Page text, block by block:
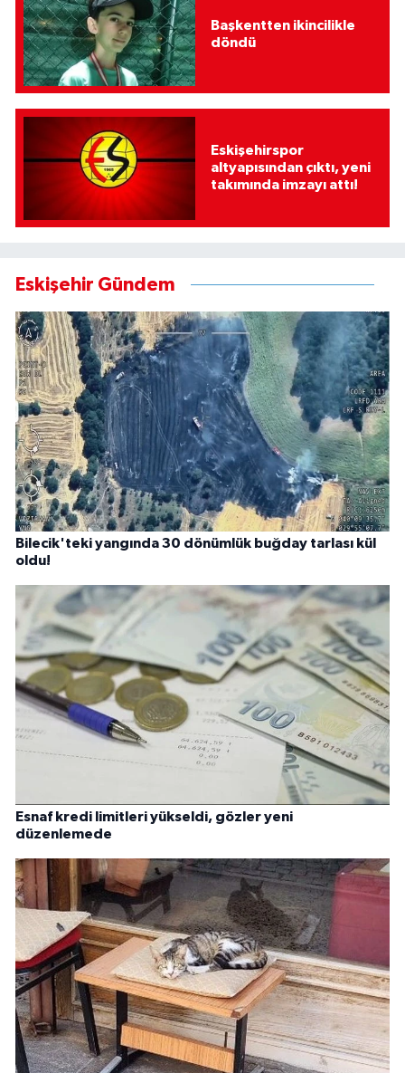
Başkentten ikincilikle
döndü
Eskişehirspor
altyapısından çıktı, yeni
takımında imzayı attı!
Eskişehir Gündem
Bilecik'teki yangında 30 dönümlük buğday tarlası kül
oldu!
Esnaf kredi limitleri yükseldi, gözler yeni
düzenlemede